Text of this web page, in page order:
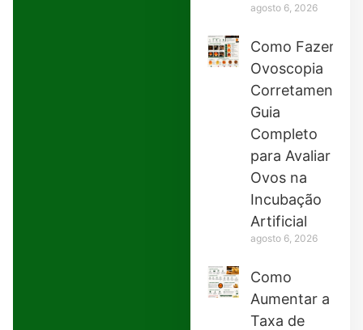
agosto 6, 2026
Como Fazer
Ovoscopia
Corretamente:
Guia
Completo
para Avaliar
Ovos na
Incubação
Artificial
agosto 6, 2026
Como
Aumentar a
Taxa de